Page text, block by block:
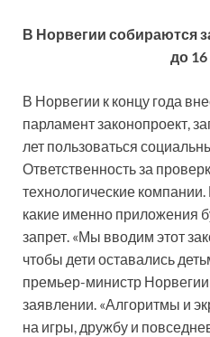
В Норвегии собираются
до 16
В Норвегии к концу года
парламент законопроект,
лет пользоваться
Ответственность за
технологические
какие именно приложения
запрет. «Мы вводим этот
чтобы дети оставались
премьер-министр
заявлении. «Алгоритмы и
на игры, дружбу и